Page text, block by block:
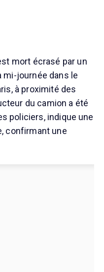
mort écrasé par un
mi-journée dans le
à proximité des
du camion a été
policiers, indique une
confirmant une